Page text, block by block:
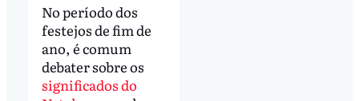
No período dos
festejos de fim de
ano, é comum
debater sobre os
significados do